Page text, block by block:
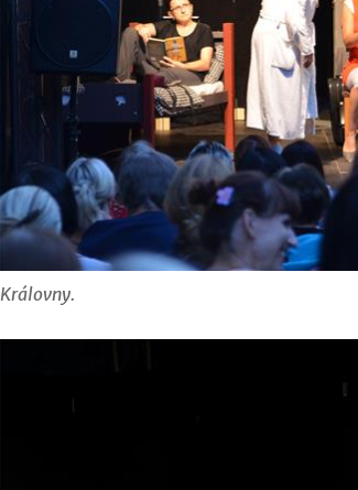
Královny.